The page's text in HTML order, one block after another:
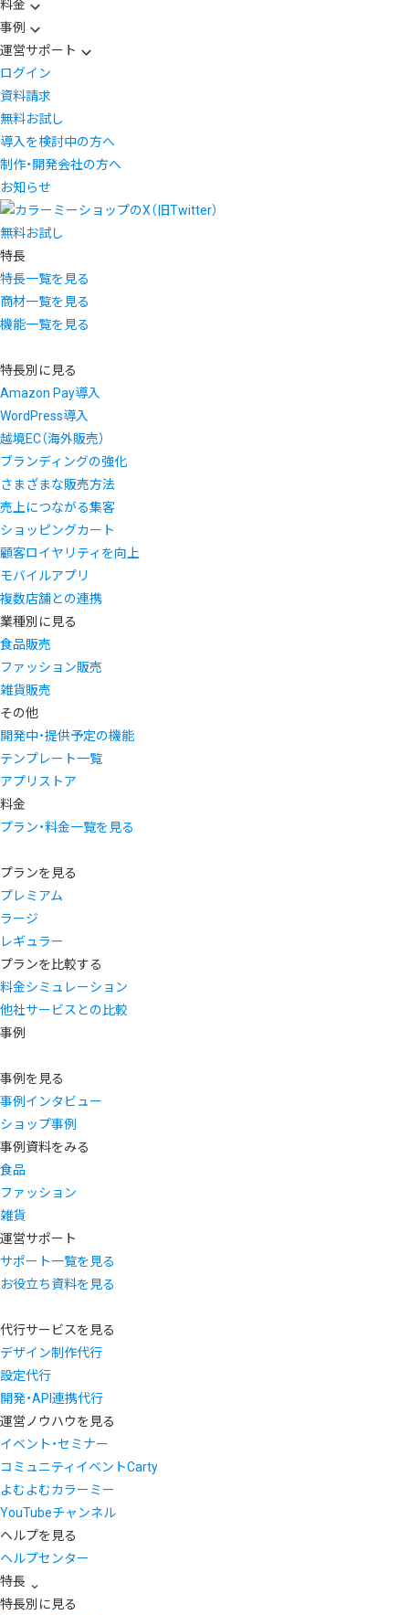
料金
事例
運営サポート
ログイン
資料請求
無料お試し
導入を検討中の方へ
制作・開発会社の方へ
お知らせ
無料お試し
特長
特長一覧を見る
商材一覧を見る
機能一覧を見る
特長別に見る
Amazon Pay導入
WordPress導入
越境EC（海外販売）
ブランディングの強化
さまざまな販売方法
売上につながる集客
ショッピングカート
顧客ロイヤリティを向上
モバイルアプリ
複数店舗との連携
業種別に見る
食品販売
ファッション販売
雑貨販売
その他
開発中・提供予定の機能
テンプレート一覧
アプリストア
料金
プラン・料金一覧を見る
プランを見る
プレミアム
ラージ
レギュラー
プランを比較する
料金シミュレーション
他社サービスとの比較
事例
事例を見る
事例インタビュー
ショップ事例
事例資料をみる
食品
ファッション
雑貨
運営サポート
サポート一覧を見る
お役立ち資料を見る
代行サービスを見る
デザイン制作代行
設定代行
開発・API連携代行
運営ノウハウを見る
イベント・セミナー
コミュニティイベントCarty
よむよむカラーミー
YouTubeチャンネル
ヘルプを見る
ヘルプセンター
特長
特長別に見る